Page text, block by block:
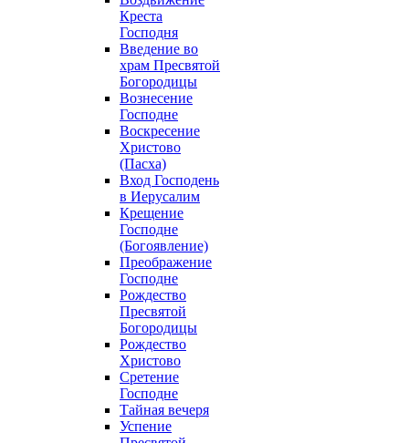
Креста
Господня
Введение во
храм Пресвятой
Богородицы
Вознесение
Господне
Воскресение
Христово
(Пасха)
Вход Господень
в Иерусалим
Крещение
Господне
(Богоявление)
Преображение
Господне
Рождество
Пресвятой
Богородицы
Рождество
Христово
Сретение
Господне
Тайная вечеря
Успение